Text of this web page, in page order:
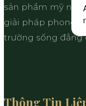
sản phẩm mỹ
giải pháp phong
trường sống đẳng
Thông Tin